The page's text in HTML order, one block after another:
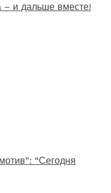
– и дальше вместе!
“Сегодня